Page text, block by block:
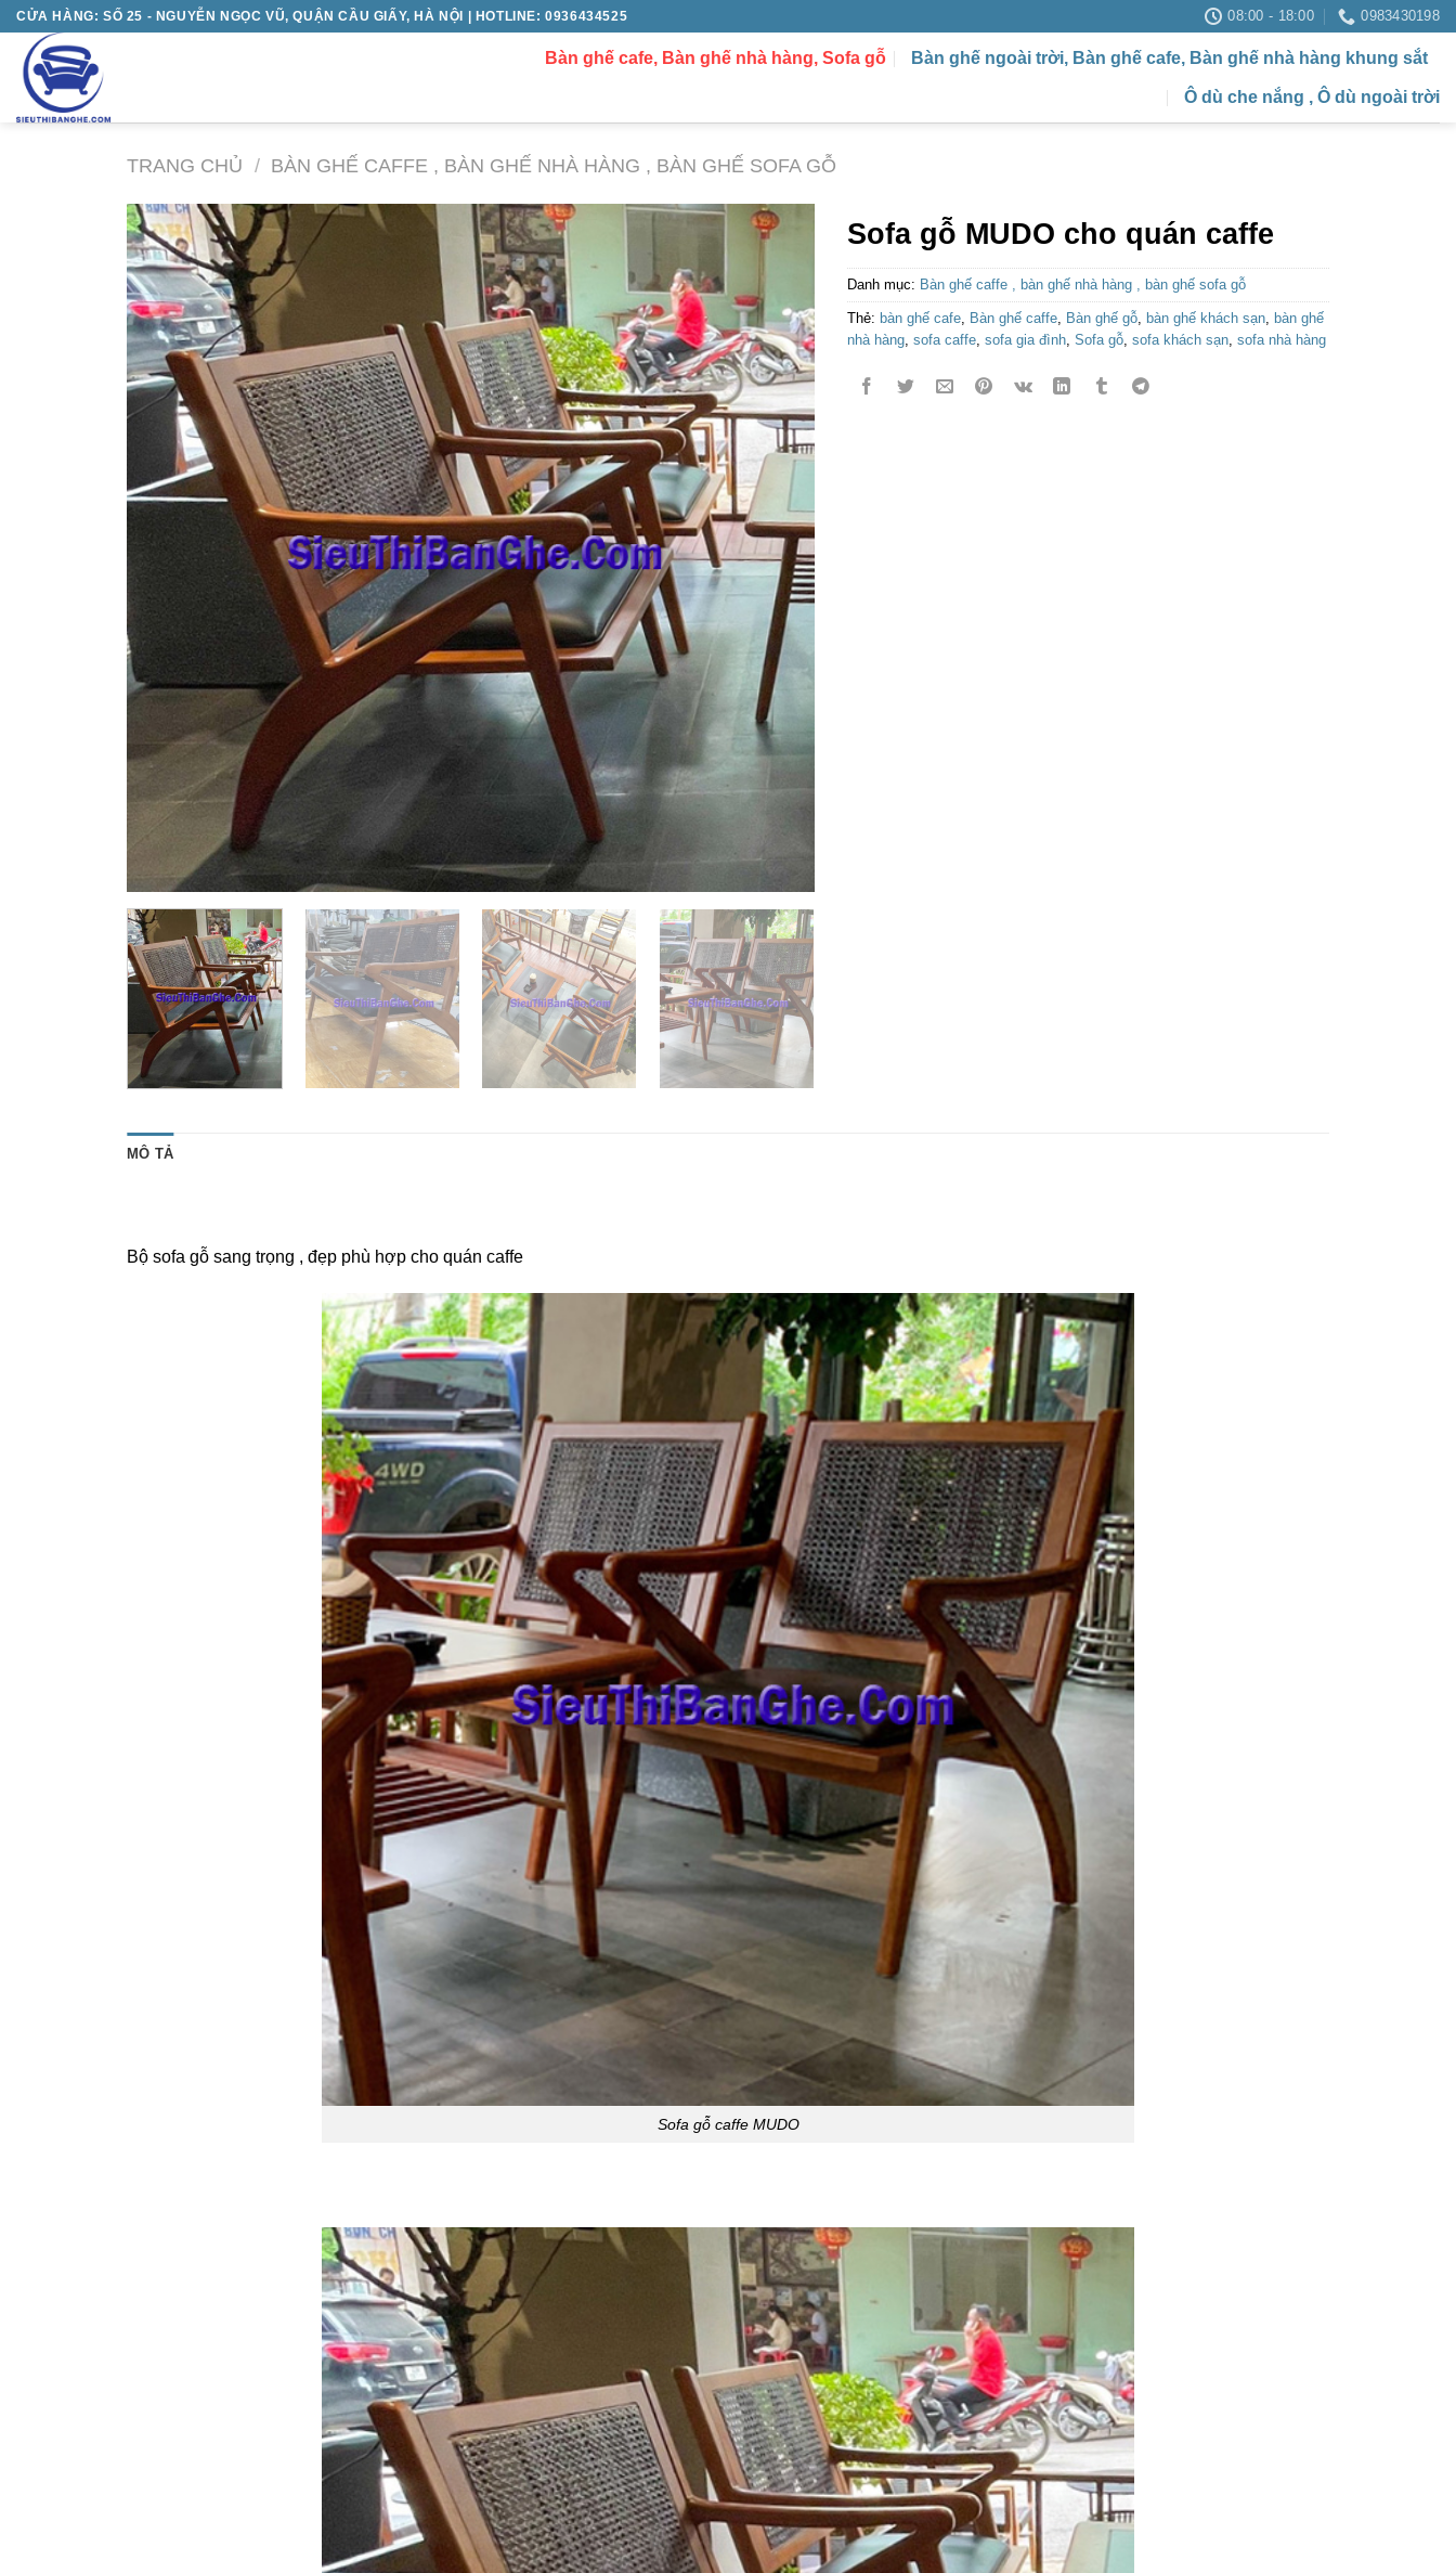
Chuyển
dung
CỬA HÀNG: SỐ 25 - NGUYỄN NGỌC VŨ, QUẬN CẦU GIẤY, HÀ NỘI | HOTLINE: 0936434525 08:00 - 18:00 0983430198
Bàn ghế cafe, Bàn ghế nhà hàng, Sofa gỗ Bàn ghế ngoài trời, Bàn ghế cafe, Bàn ghế nhà hàng khung sắt
Ô dù che nắng , Ô dù ngoài trời
TRANG CHỦ / BÀN GHẾ CAFFE , BÀN GHẾ NHÀ HÀNG , BÀN GHẾ SOFA GỖ
Sofa gỗ MUDO cho quán caffe
Danh mục: Bàn ghế caffe , bàn ghế nhà hàng , bàn ghế sofa gỗ
Thẻ: bàn ghế cafe Bàn ghế caffe Bàn ghế gỗ bàn ghế khách sạn bàn ghế
nhà hàng sofa caffe sofa gia đình Sofa gỗ sofa khách sạn sofa nhà hàng
MÔ TẢ
Bộ sofa gỗ sang trọng , đẹp phù hợp cho quán caffe
Sofa gỗ caffe MUDO